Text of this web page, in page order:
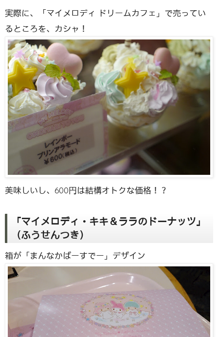
実際に、「マイメロディ ドリームカフェ」で売ってい
るところを、カシャ！
美味しいし、600円は結構オトクな価格！？
「マイメロディ・キキ＆ララのドーナッツ」
（ふうせんつき）
箱が「まんなかばーすでー」デザイン